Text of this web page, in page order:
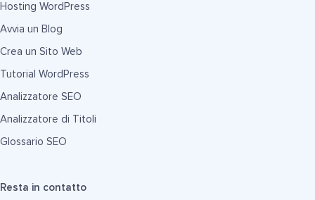
Hosting WordPress
Avvia un Blog
Crea un Sito Web
Tutorial WordPress
Analizzatore SEO
Analizzatore di Titoli
Glossario SEO
Resta in contatto